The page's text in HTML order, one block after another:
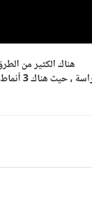
هناك الكثير من
مراجعتها وايضاح الشكل العام لها